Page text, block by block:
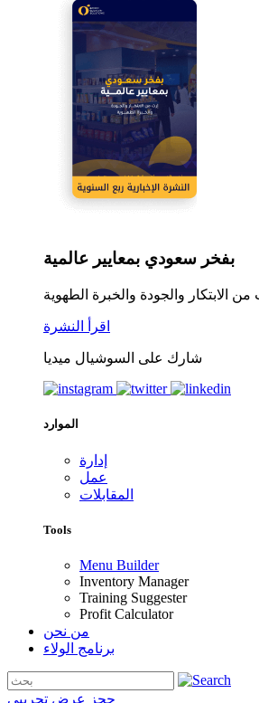
بفخر سعودي بمعايير عالمية
من الابتكار والجودة والخبرة الطهوية
اقرأ النشرة
شارك على السوشيال ميديا
الموارد
إدارة
عمل
المقابلات
Tools
Menu Builder
Inventory Manager
Training Suggester
Profit Calculator
من نحن
برنامج الولاء
حجز عرض تجريبي